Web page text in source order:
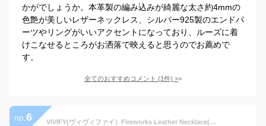
かがでしょうか。本革製の編み込みが綺麗な太さ約4mmの
色艶が美しいレザーネックレス、シルバー925製のエンドパ
ーツやリングがいいアクセントになっており、ルーズに着
けこなせるところがお洒落で映えると思うのでお薦めで
す。
全てのおすすめコメント (1件) >
no. 6 VIVIFY(ヴィヴィファイ）Fireworks Leather Necklace(M)【オーダーメイド 受注生産】【キャンセル不可】【VIVIFY ネックレス】【ガラス工芸】【VFN-227】